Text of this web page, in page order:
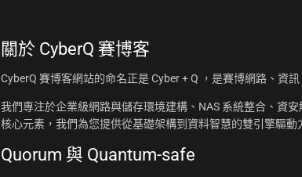
關於 CyberQ 賽博客
CyberQ 賽博客網站的命名正是 Cyber + Q ，是賽博網路、資
我們專注於企業級網路與儲存環境建構、NAS 系統整合、資
核心元素，我們為您提供從基礎架構到資料智慧的雙引擎驅動
Quorum 與 Quantum-safe